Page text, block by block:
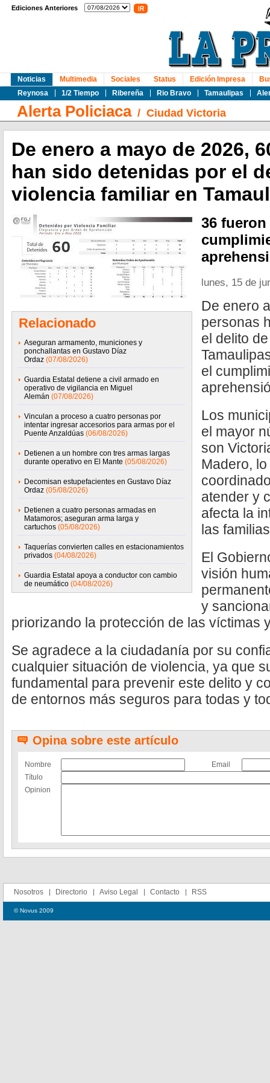
Ediciones Anteriores
Noticias
Reynosa
1/2 Tiempo Ribereña Rio Bravo Tamaulipas
Multimedia Sociales Status Edición Impresa
Alerta Policiaca/ Ciudad Victoria
De enero a mayo de 2026,
han sido detenidas por el
violencia familiar en
Relacionado
Aseguran armamento, municiones y
ponchallantas en Gustavo Díaz
Ordaz (07/08/2026)
Guardia Estatal detiene a civil armado en
operativo de vigilancia en Miguel
Alemán (07/08/2026)
Vinculan a proceso a cuatro personas por
intentar ingresar accesorios para armas por el
Puente Anzaldúas (06/08/2026)
Detienen a un hombre con tres armas largas
durante operativo en El Mante (05/08/2026)
Decomisan estupefacientes en Gustavo Díaz
Ordaz (05/08/2026)
Detienen a cuatro personas armadas en
Matamoros; aseguran arma larga y
cartuchos (05/08/2026)
Taquerías convierten calles en estacionamientos
privados (04/08/2026)
Guardia Estatal apoya a conductor con cambio
de neumático (04/08/2026)
36
lunes, 15 de
De enero
personas
el delito
el
Los
el mayor
son
Madero,
atender y
afecta la
las
El
visión
y
priorizando la protección de las víctimas
Se agradece a la ciudadanía por su
cualquier situación de violencia, ya que
fundamental para prevenir este delito y
de entornos más seguros para todas y
Opina sobre este artículo
Nombre
Email
Título
Opinion
Nosotros Directorio Aviso Legal Contacto RSS
© Novus 2009